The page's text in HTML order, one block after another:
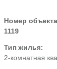
Номер
1119
Тип жилья:
2-комнатная